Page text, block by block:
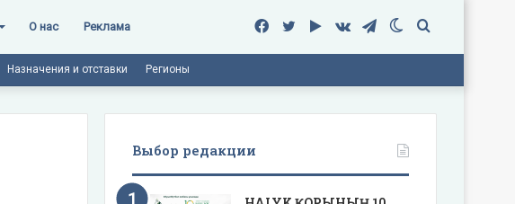
О нас Реклама Поиск
Switch
Telegram
vk.com
Google
Twitter
Facebook
Назначения и отставки Регионы
Выбор редакции